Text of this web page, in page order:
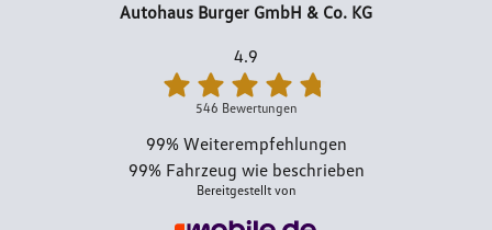
Autohaus Burger GmbH & Co. KG
4.9
546 Bewertungen
99%Weiterempfehlungen
99%Fahrzeug wie beschrieben
Bereitgestellt von